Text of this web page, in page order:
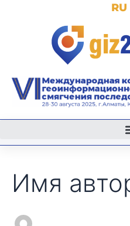
содержимому
RU
Имя